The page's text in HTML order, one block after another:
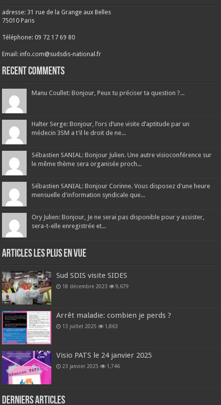
adresse: 31 rue de la Grange aux Belles
75010 Paris
Téléphone: 09 72 17 69 80
Email: info.com@sudsdis-national.fr
Recent Comments
Manu Coullet: Bonjour, Peux tu préciser ta question ?...
Halter Serge: Bonjour, l’ors d’une visite d’aptitude par un
médecin 3SM a t’il le droit de ne...
Sébastien SANIAL: Bonjour Julien. Une autre visioconférence sur
le même thème sera organisée proch...
Sébastien SANIAL: Bonjour Corinne. Vous disposez d'une heure
mensuelle d'information syndicale que...
Ory Julien: Bonjour, Je ne serai pas disponible pour y assister,
sera-t-elle enregistrée et...
Articles les plus en vue
Sud SDIS visite SIDES
18 décembre 2023 9,679
Arrêt maladie: combien je perds ?
13 juillet 2025 1,863
Visio PATS le 24 janvier 2025
23 janvier 2025 1,746
Derniers articles